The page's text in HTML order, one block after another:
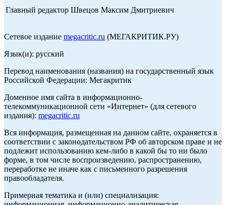
Главный редактор Швецов Максим Дмитриевич
Сетевое издание megacritic.ru (МЕГАКРИТИК.РУ)
Язык(и): русский
Перевод наименования (названия) на государственный язык
Российской Федерации: Мегакритик
Доменное имя сайта в информационно-
телекоммуникационной сети «Интернет» (для сетевого
издания): megacritic.ru
Вся информация, размещенная на данном сайте, охраняется в
соответствии с законодательством РФ об авторском праве и не
подлежит использованию кем-либо в какой бы то ни было
форме, в том числе воспроизведению, распространению,
переработке не иначе как с письменного разрешения
правообладателя.
Примерная тематика и (или) специализация: